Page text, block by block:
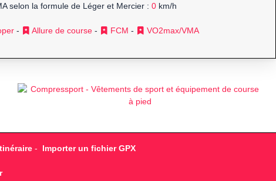
selon la formule de Léger et Mercier : 0 km/h
- Allure de course- FCM - VO2max/VMA
- Importer un fichier GPX